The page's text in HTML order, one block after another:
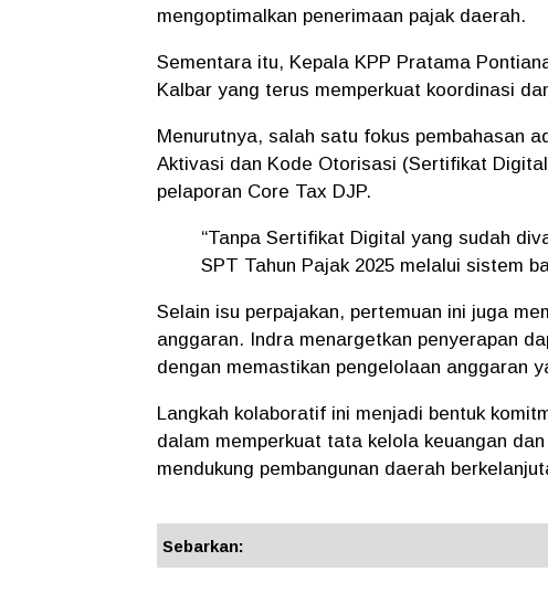
mengoptimalkan penerimaan pajak daerah.
Sementara itu, Kepala KPP Pratama
Kalbar yang terus memperkuat koordinasi
Menurutnya, salah satu fokus pembahasan
Aktivasi dan Kode Otorisasi (Sertifikat
pelaporan Core Tax DJP.
“Tanpa Sertifikat Digital yang sudah
SPT Tahun Pajak 2025 melalui sistem
Selain isu perpajakan, pertemuan ini juga
anggaran. Indra menargetkan penyerapan
dengan memastikan pengelolaan anggaran
Langkah kolaboratif ini menjadi bentuk
dalam memperkuat tata kelola keuangan
mendukung pembangunan daerah
Sebarkan: